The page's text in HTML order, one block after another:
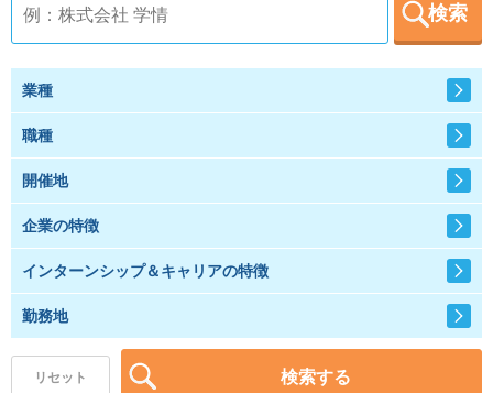
【4年生】
【1～3年生】
イベントを探す スカウト お知らせ
就活ノウハウ・サポート
就活ノウハウが満載！
あなたに合う仕事を診断！
検索
業種
職種
開催地
企業の特徴
インターンシップ＆キャリアの特徴
勤務地
リセット 検索する